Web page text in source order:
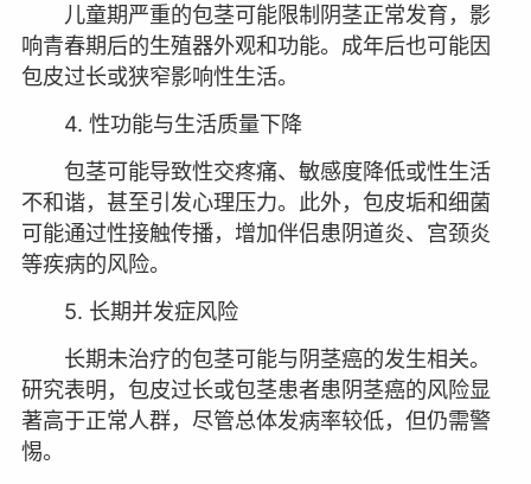
儿童期严重的包茎可能限制阴茎正常发育，影
响青春期后的生殖器外观和功能。成年后也可能因
包皮过长或狭窄影响性生活。
4. 性功能与生活质量下降
包茎可能导致性交疼痛、敏感度降低或性生活
不和谐，甚至引发心理压力。此外，包皮垢和细菌
可能通过性接触传播，增加伴侣患阴道炎、宫颈炎
等疾病的风险。
5. 长期并发症风险
长期未治疗的包茎可能与阴茎癌的发生相关。
研究表明，包皮过长或包茎患者患阴茎癌的风险显
著高于正常人群，尽管总体发病率较低，但仍需警
惕。